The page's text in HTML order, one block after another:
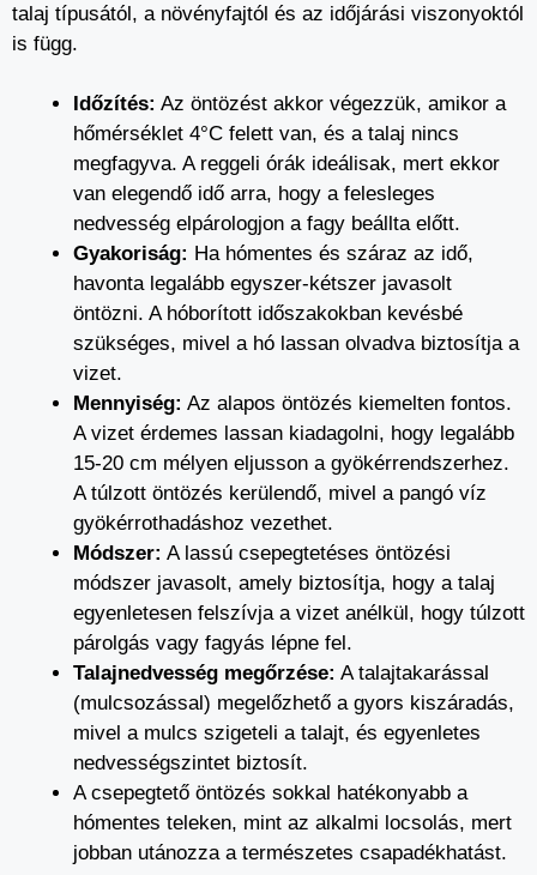
talaj típusától, a növényfajtól és az időjárási viszonyoktól
is függ.
Időzítés: Az öntözést akkor végezzük, amikor a
hőmérséklet 4°C felett van, és a talaj nincs
megfagyva. A reggeli órák ideálisak, mert ekkor
van elegendő idő arra, hogy a felesleges
nedvesség elpárologjon a fagy beállta előtt.
Gyakoriság: Ha hómentes és száraz az idő,
havonta legalább egyszer-kétszer javasolt
öntözni. A hóborított időszakokban kevésbé
szükséges, mivel a hó lassan olvadva biztosítja a
vizet.
Mennyiség: Az alapos öntözés kiemelten fontos.
A vizet érdemes lassan kiadagolni, hogy legalább
15-20 cm mélyen eljusson a gyökérrendszerhez.
A túlzott öntözés kerülendő, mivel a pangó víz
gyökérrothadáshoz vezethet.
Módszer: A lassú csepegtetéses öntözési
módszer javasolt, amely biztosítja, hogy a talaj
egyenletesen felszívja a vizet anélkül, hogy túlzott
párolgás vagy fagyás lépne fel.
Talajnedvesség megőrzése: A talajtakarással
(mulcsozással) megelőzhető a gyors kiszáradás,
mivel a mulcs szigeteli a talajt, és egyenletes
nedvességszintet biztosít.
A csepegtető öntözés sokkal hatékonyabb a
hómentes teleken, mint az alkalmi locsolás, mert
jobban utánozza a természetes csapadékhatást.